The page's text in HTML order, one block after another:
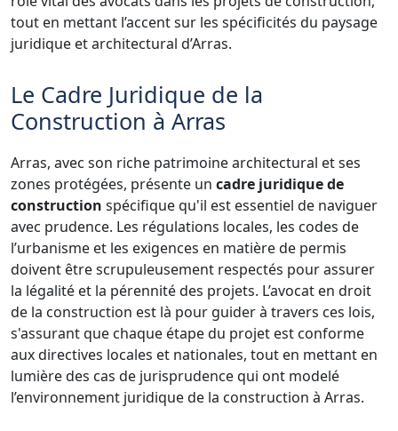
tout en mettant l’accent sur les spécificités du paysage
juridique et architectural d’Arras.
Le Cadre Juridique de la
Construction à Arras
Arras, avec son riche patrimoine architectural et ses
zones protégées, présente un cadre juridique de
construction spécifique qu'il est essentiel de naviguer
avec prudence. Les régulations locales, les codes de
l’urbanisme et les exigences en matière de permis
doivent être scrupuleusement respectés pour assurer
la légalité et la pérennité des projets. L’avocat en droit
de la construction est là pour guider à travers ces lois,
s'assurant que chaque étape du projet est conforme
aux directives locales et nationales, tout en mettant en
lumière des cas de jurisprudence qui ont modelé
l’environnement juridique de la construction à Arras.